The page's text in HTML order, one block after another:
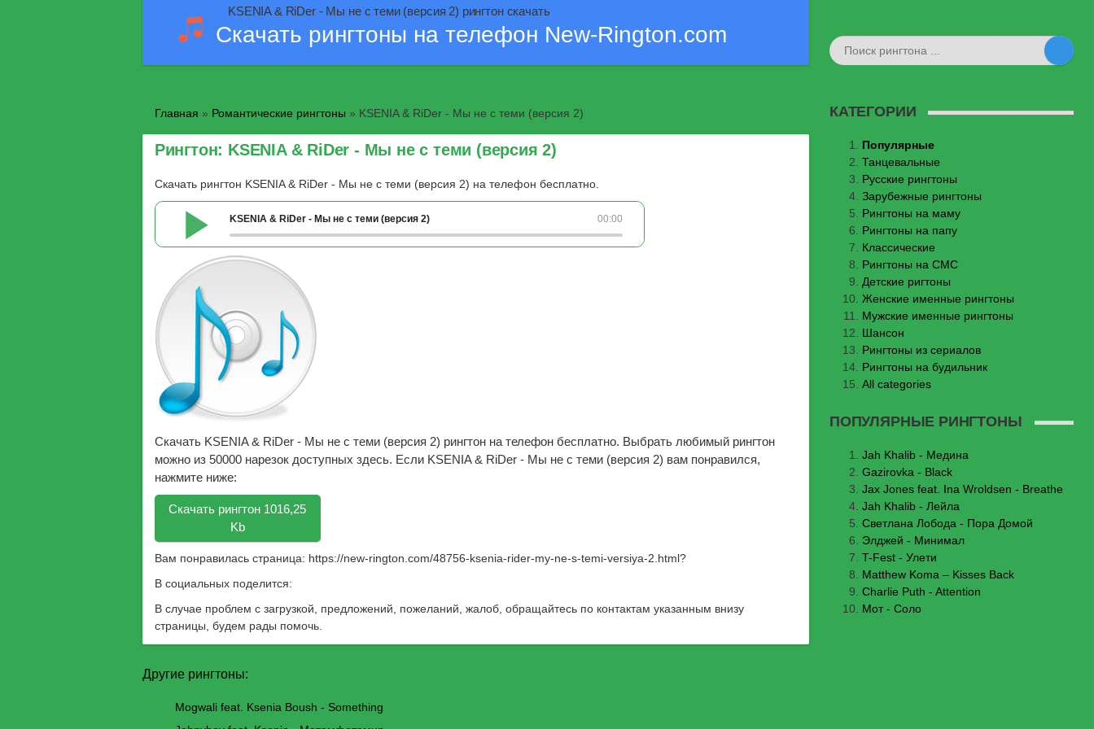
KSENIA & RiDer - Мы не с теми (версия 2) рингтон скачать
Скачать рингтоны на телефон New-Rington.com
Главная » Романтические рингтоны » KSENIA & RiDer - Мы не с теми (версия 2)
Рингтон: KSENIA & RiDer - Мы не с теми (версия 2)
Скачать рингтон KSENIA & RiDer - Мы не с теми (версия 2) на телефон бесплатно.
00:00
KSENIA & RiDer - Мы не с теми (версия 2)
Скачать KSENIA & RiDer - Мы не с теми (версия 2) рингтон на телефон бесплатно. Выбрать любимый рингтон
можно из 50000 нарезок доступных здесь. Если KSENIA & RiDer - Мы не с теми (версия 2) вам понравился,
нажмите ниже:
Скачать рингтон 1016,25
Kb
Вам понравилась страница: https://new-rington.com/48756-ksenia-rider-my-ne-s-temi-versiya-2.html?
В социальных поделится:
В случае проблем с загрузкой, предложений, пожеланий, жалоб, обращайтесь по контактам указанным внизу
страницы, будем рады помочь.
Другие рингтоны:
Mogwali feat. Ksenia Boush - Something
КАТЕГОРИИ
Популярные
Танцевальные
Русские рингтоны
Зарубежные рингтоны
Рингтоны на маму
Рингтоны на папу
Классические
Рингтоны на СМС
Детские ригтоны
Женские именные рингтоны
Мужские именные рингтоны
Шансон
Рингтоны из сериалов
Рингтоны на будильник
All categories
ПОПУЛЯРНЫЕ РИНГТОНЫ
Jаh Khаlib - Медина
Gazirovka - Black
Jax Jones feat. Ina Wroldsen - Breathe
Jah Khalib - Лейла
Светлана Лобода - Пора Домой
Элджей - Минимал
T-Fest - Улети
Matthew Koma – Kisses Back
Charlie Puth - Attention
Мот - Соло